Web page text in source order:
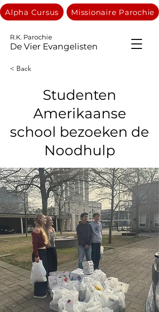
R.K. Parochie
De Vier Evangelisten
Alpha Cursus Missionaire Parochie
< Back
Studenten
Amerikaanse
school bezoeken de
Noodhulp